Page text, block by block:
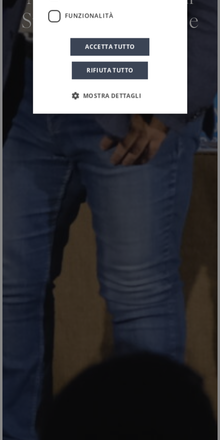
Strada degli Scrittori e
Treccani
FUNZIONALITÀ
ACCETTA TUTTO
RIFIUTA TUTTO
MOSTRA DETTAGLI